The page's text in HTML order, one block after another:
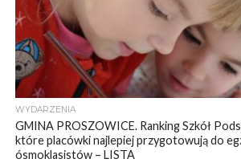
WYDARZENIA
GMINA PROSZOWICE. Ranking Szkół
które placówki najlepiej przygotowują do
ósmoklasistów – LISTA